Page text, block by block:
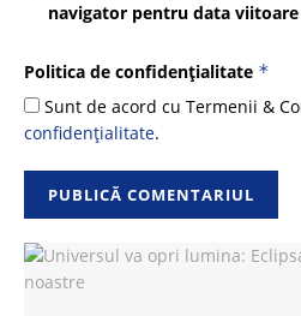
navigator pentru data
Politica de confidențialitate *
Sunt de acord cu Termenii &
confidențialitate.